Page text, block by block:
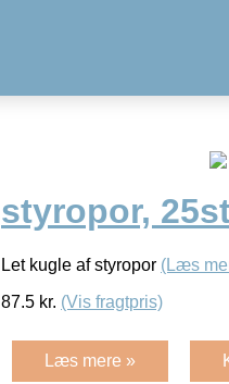
styropor,
Let kugle af styropor (Læs
87.5 kr. (Vis fragtpris)
Læs mere »